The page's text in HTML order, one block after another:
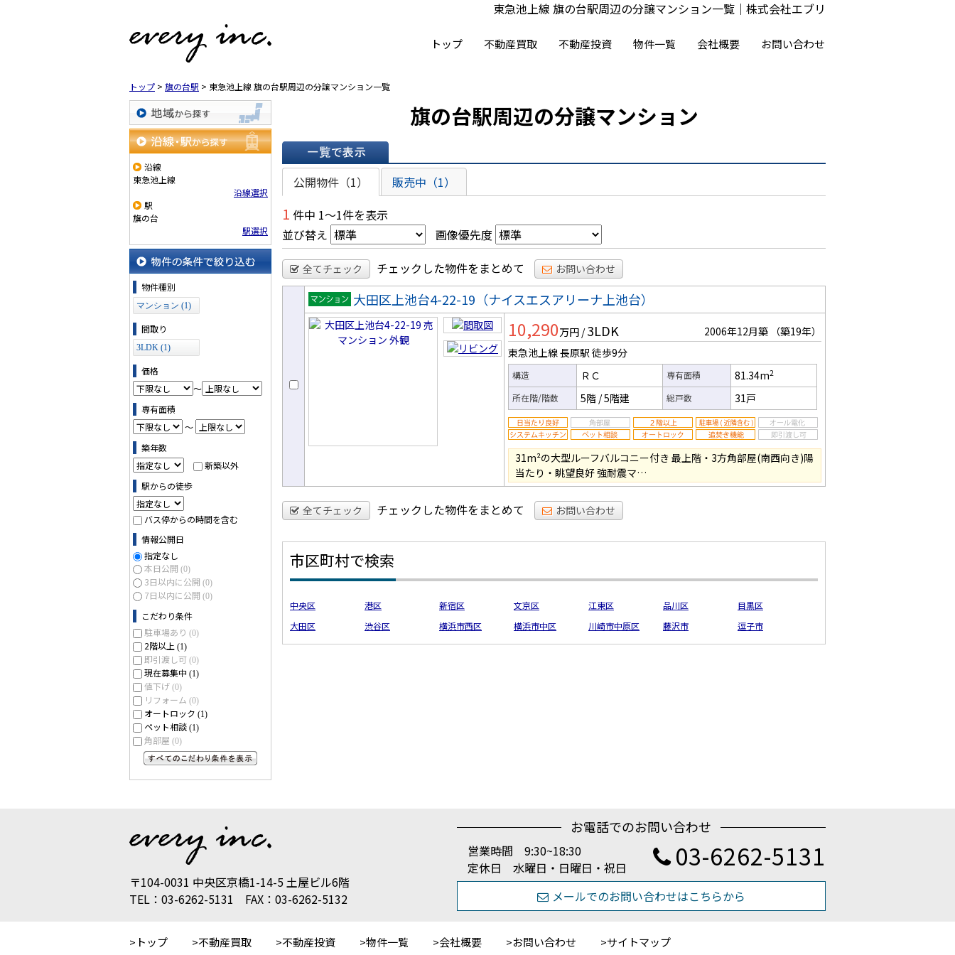
東急池上線 旗の台駅周辺の分譲マンション一覧｜株式会社エブリ
トップ 不動産買取 不動産投資 物件一覧 会社概要 お問い合わせ
トップ > 旗の台駅 > 東急池上線 旗の台駅周辺の分譲マンション一覧
地域から探す
沿線・駅から探す
沿線
東急池上線
沿線選択
駅
旗の台
駅選択
物件の条件で絞り込む
物件種別
マンション (1)
間取り
3LDK (1)
価格
～
専有面積
～
築年数
新築以外
駅からの徒歩
バス停からの時間を含む
情報公開日
指定なし
本日公開 (0)
3日以内に公開 (0)
7日以内に公開 (0)
こだわり条件
駐車場あり (0)
2階以上 (1)
即引渡し可 (0)
現在募集中 (1)
値下げ (0)
リフォーム (0)
オートロック (1)
ペット相談 (1)
角部屋 (0)
旗の台駅周辺の分譲マンション
一覧で表示
公開物件（1） 販売中（1）
1 件中 1～1件を表示
並び替え
画像優先度
全てチェック チェックした物件をまとめて お問い合わせ
売マンシ
ョン
大田区上池台4-22-19（ナイスエスアリーナ上池台）
10,290万円 / 3LDK 2006年12月築
（築19年）
東急池上線 長原駅 徒歩9分
構造 ＲＣ 専有面積 81.34m2
所在階/階数 5階 /5階建 総戸数 31戸
31m²の大型ルーフバルコニー付き 最上階・3方角部屋(南西向き)陽
当たり・眺望良好 強耐震マ…
全てチェック チェックした物件をまとめて お問い合わせ
市区町村で検索
中央区 港区 新宿区 文京区 江東区 品川区
目黒区
大田区
渋谷区 横浜市西区 横浜市中区 川崎市中原区 藤沢市 逗子市
〒104-0031 中央区京橋1-14-5 土屋ビル6階
TEL：03-6262-5131 FAX：03-6262-5132
お電話でのお問い合わせ
営業時間 9:30~18:30
定休日 水曜日・日曜日・祝日
03-6262-5131
メールでのお問い合わせはこちらから
トップ 不動産買取 不動産投資 物件一覧 会社概要 お問い合わせ サイトマップ